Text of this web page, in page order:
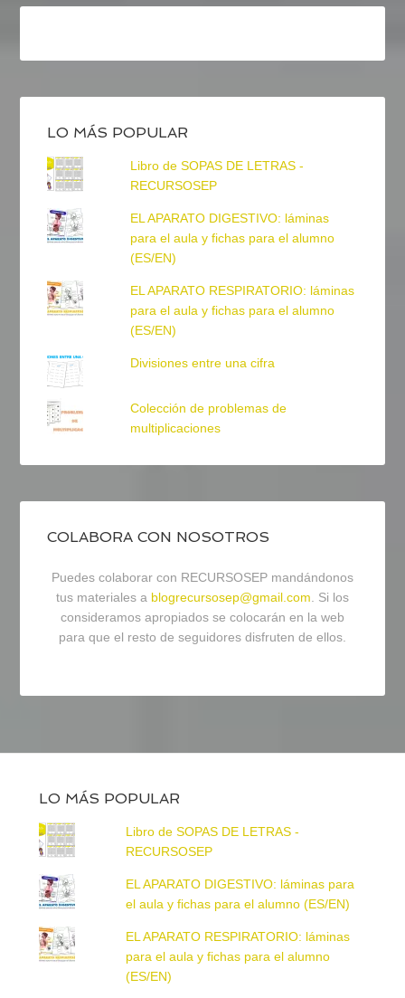
LO MÁS POPULAR
Libro de SOPAS DE LETRAS -
RECURSOSEP
EL APARATO DIGESTIVO: láminas
para el aula y fichas para el alumno
(ES/EN)
EL APARATO RESPIRATORIO: láminas
para el aula y fichas para el alumno
(ES/EN)
Divisiones entre una cifra
Colección de problemas de
multiplicaciones
COLABORA CON NOSOTROS
Puedes colaborar con RECURSOSEP mandándonos
tus materiales a blogrecursosep@gmail.com. Si los
consideramos apropiados se colocarán en la web
para que el resto de seguidores disfruten de ellos.
LO MÁS POPULAR
Libro de SOPAS DE LETRAS -
RECURSOSEP
EL APARATO DIGESTIVO: láminas para
el aula y fichas para el alumno (ES/EN)
EL APARATO RESPIRATORIO: láminas
para el aula y fichas para el alumno
(ES/EN)